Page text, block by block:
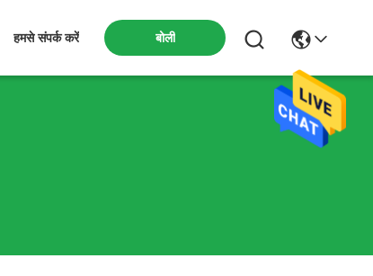
हमसे संपर्क करें बोली